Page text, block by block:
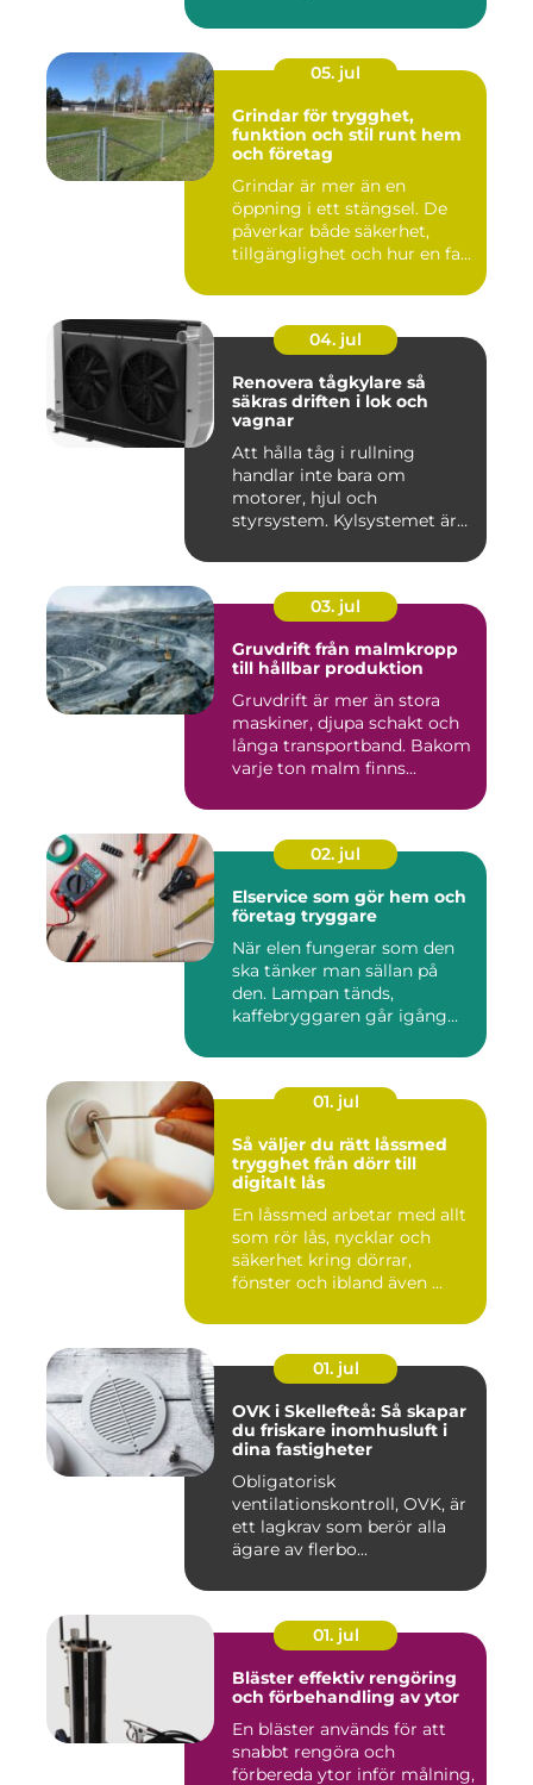
05. jul
Grindar för trygghet,
funktion och stil runt hem
och företag
Grindar är mer än en
öppning i ett stängsel. De
påverkar både säkerhet,
tillgänglighet och hur en fa...
04. jul
Renovera tågkylare så
säkras driften i lok och
vagnar
Att hålla tåg i rullning
handlar inte bara om
motorer, hjul och
styrsystem. Kylsystemet är
03. jul
Gruvdrift från malmkropp
till hållbar produktion
Gruvdrift är mer än stora
maskiner, djupa schakt och
långa transportband. Bakom
varje ton malm finns...
02. jul
Elservice som gör hem och
företag tryggare
När elen fungerar som den
ska tänker man sällan på
den. Lampan tänds,
kaffebryggaren går igång
01. jul
Så väljer du rätt låssmed
trygghet från dörr till
digitalt lås
En låssmed arbetar med allt
som rör lås, nycklar och
säkerhet kring dörrar,
fönster och ibland även ...
01. jul
OVK i Skellefteå: Så skapar
du friskare inomhusluft i
dina fastigheter
Obligatorisk
ventilationskontroll, OVK, är
ett lagkrav som berör alla
ägare av flerbo...
01. jul
Bläster effektiv rengöring
och förbehandling av ytor
En bläster används för att
snabbt rengöra och
förbereda ytor inför målning,